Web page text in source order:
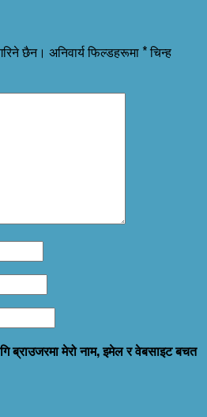
छैन। अनिवार्य फिल्डहरूमा *चिन्ह
ब्राउजरमा मेरो नाम, इमेल र वेबसाइट बचत